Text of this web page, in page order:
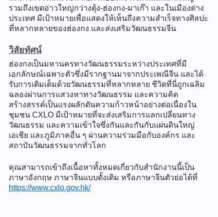
รวมถึงเขตอ่าวใหญ่กว่างตุ้ง-ฮ่องกง-มาเก๊า และในเมืองต่าง
ประเทศ มีเป้าหมายเพื่อแสดงให้เห็นถึงความสำเร็จทางศิลปะ
ที่หลากหลายของฮ่องกง และส่งเสริมวัฒนธรรมจีน
วิสัยทัศน์
ฮ่องกงเป็นมหานครทางวัฒนธรรมระหว่างประเทศที่มี
เอกลักษณ์เฉพาะตัวซึ่งมีรากฐานมาจากประเพณีจีน และได้
รับการเติมเต็มด้วยวัฒนธรรมที่หลากหลาย ชีวิตที่นี่ถูกเฉลิม
ฉลองผ่านการแสวงหาทางวัฒนธรรม และความคิด
สร้างสรรค์เป็นแรงผลักดันความก้าวหน้าอย่างต่อเนื่องใน
ชุมชน CXLO มีเป้าหมายที่จะส่งเสริมการแลกเปลี่ยนทาง
วัฒนธรรม และความเข้าใจซึ่งกันและกันกับแผ่นดินใหญ่
เอเชีย และภูมิภาคอื่น ๆ ผ่านความร่วมมือกับองค์กร และ
สถาบันวัฒนธรรมจากทั่วโลก
คุณสามารถเข้าถึงเนื้อหาทั้งหมดเกี่ยวกับสำนักงานนี้เป็น
ภาษาอังกฤษ ภาษาจีนแบบดั้งเดิม หรือภาษาจีนตัวย่อได้ที่
https://www.cxlo.gov.hk/